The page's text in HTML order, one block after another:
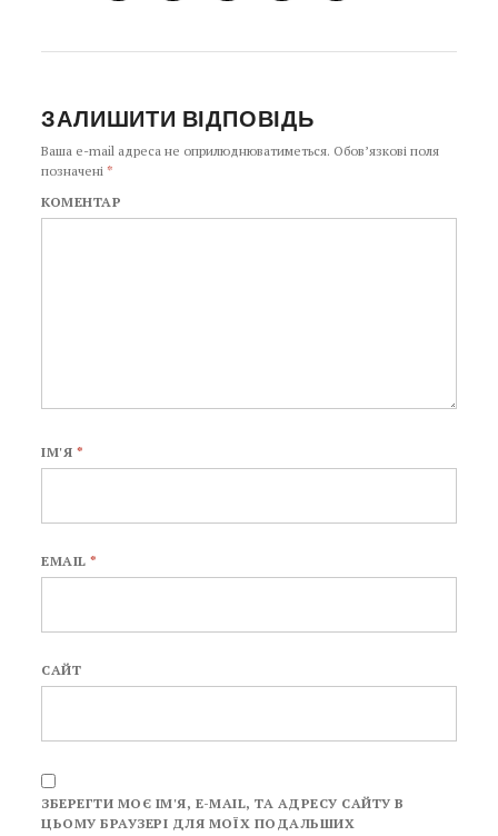
ЗАЛИШИТИ ВІДПОВІДЬ
Ваша e-mail адреса не оприлюднюватиметься. Обов’язкові поля
позначені*
КОМЕНТАР
ІМ'Я *
EMAIL*
САЙТ
ЗБЕРЕГТИ МОЄ ІМ'Я, E-MAIL, ТА АДРЕСУ САЙТУ В
ЦЬОМУ БРАУЗЕРІ ДЛЯ МОЇХ ПОДАЛЬШИХ